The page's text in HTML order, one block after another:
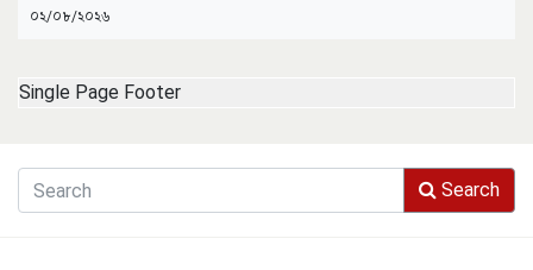
০২/০৮/২০২৬
Single Page Footer
Search